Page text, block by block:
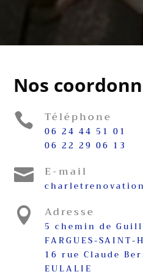
Nos
 Téléphone
06 24 44 51 01
06 22 29 06 13
 E-mail
 Adresse
5 chemin de
FARGUES-SAINT-
16 rue Claude
EULALIE